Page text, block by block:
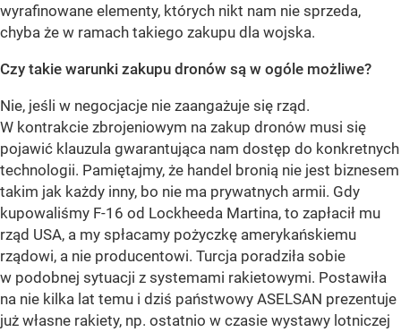
wyrafinowane elementy, których nikt nam nie sprzeda,
chyba że w ramach takiego zakupu dla wojska.
Czy takie warunki zakupu dronów są w ogóle możliwe?
Nie, jeśli w negocjacje nie zaangażuje się rząd.
W kontrakcie zbrojeniowym na zakup dronów musi się
pojawić klauzula gwarantująca nam dostęp do konkretnych
technologii. Pamiętajmy, że handel bronią nie jest biznesem
takim jak każdy inny, bo nie ma prywatnych armii. Gdy
kupowaliśmy F-16 od Lockheeda Martina, to zapłacił mu
rząd USA, a my spłacamy pożyczkę amerykańskiemu
rządowi, a nie producentowi. Turcja poradziła sobie
w podobnej sytuacji z systemami rakietowymi. Postawiła
na nie kilka lat temu i dziś państwowy ASELSAN prezentuje
już własne rakiety, np. ostatnio w czasie wystawy lotniczej